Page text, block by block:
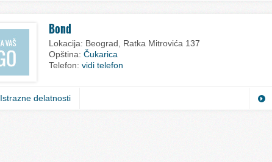
Bond
Lokacija: Beograd, Ratka Mitrovića 137
Opština: Čukarica
Telefon: vidi telefon
Istrazne delatnosti